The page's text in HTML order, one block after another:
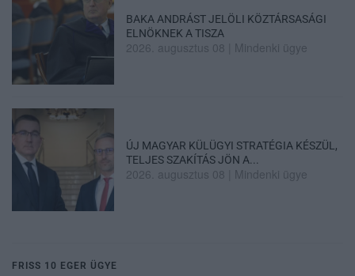
BAKA ANDRÁST JELÖLI KÖZTÁRSASÁGI
ELNÖKNEK A TISZA
2026. augusztus 08 Mindenki ügye
ÚJ MAGYAR KÜLÜGYI STRATÉGIA KÉSZÜL,
TELJES SZAKÍTÁS JÖN A...
2026. augusztus 08 Mindenki ügye
FRISS 10 EGER ÜGYE